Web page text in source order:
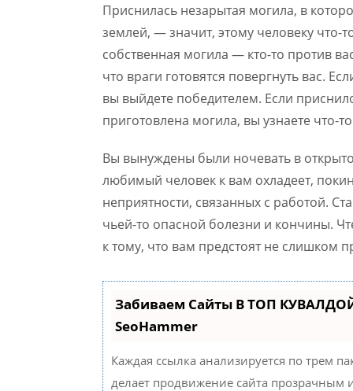
Приснилась незарытая могила, в
землей, — значит, этому человеку что-
собственная могила — кто-то против
что враги готовятся повергнуть вас.
вы выйдете победителем. Если
приготовлена могила, вы узнаете что-
Вы вынуждены были ночевать в
любимый человек к вам охладеет,
неприятности, связанных с работой.
чьей-то опасной болезни и кончины.
к тому, что вам предстоят не слишком
Забиваем Сайты В ТОП
SeoHammer
Каждая ссылка анализируется по трем
делает продвижение сайта прозрачным